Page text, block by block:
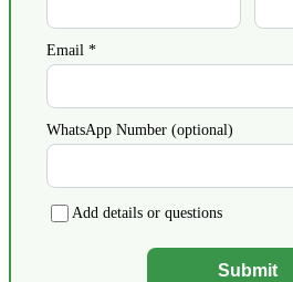
Email *
WhatsApp Number (optional)
Add details or questions
Submit